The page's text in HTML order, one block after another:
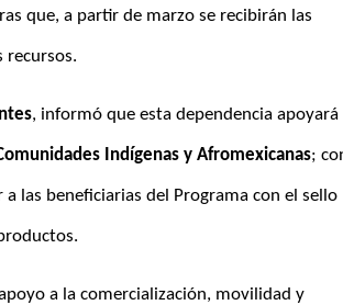
que, a partir de marzo se recibirán las
recursos.
, informó que esta dependencia apoyará
Indígenas y Afromexicanas;
a las beneficiarias del Programa con el sello
a la comercialización, movilidad y